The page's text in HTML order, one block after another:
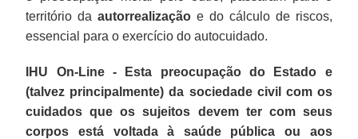
território daautorrealização e do cálculo de riscos,
essencial para o exercício do autocuidado.
IHU On-Line - Esta preocupação do Estado e
(talvez principalmente) da sociedade civil com os
cuidados que os sujeitos devem ter com seus
corpos está voltada à saúde pública ou aos